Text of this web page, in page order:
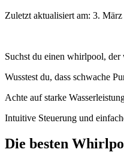
Zuletzt aktualisiert am: 3.
Suchst du einen whirlpool,
Wusstest du, dass schwache
Achte auf starke
Intuitive Steuerung und
Die besten